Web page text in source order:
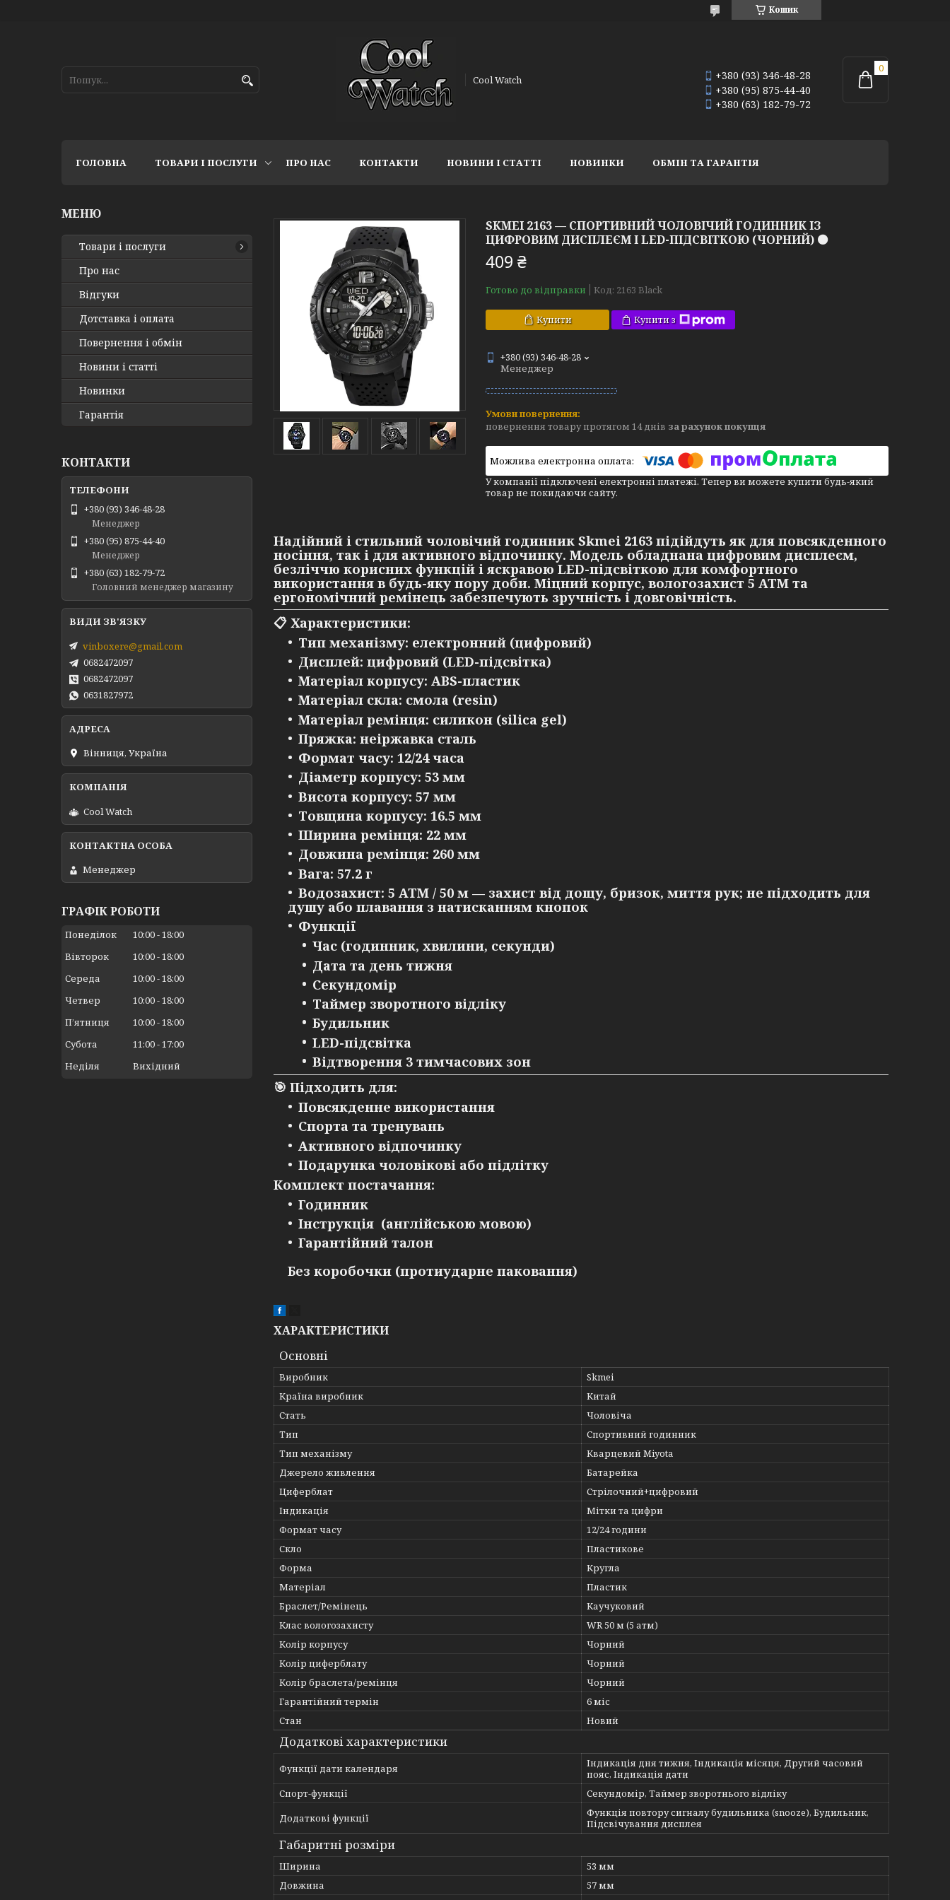
Кошик
Cool Watch
+380 (93) 346-48-28
+380 (95) 875-44-40
+380 (63) 182-79-72
ГОЛОВНА ТОВАРИ І ПОСЛУГИ ПРО НАС КОНТАКТИ НОВИНИ І СТАТТІ НОВИНКИ ОБМІН ТА ГАРАНТІЯ
SKMEI 2163 — СПОРТИВНИЙ ЧОЛОВІЧИЙ ГОДИННИК ІЗ
ЦИФРОВИМ ДИСПЛЕЄМ І LED-ПІДСВІТКОЮ (ЧОРНИЙ) ⚫
409 ₴
Готово до відправки Код: 2163 Black
Купити Купити з
+380 (93) 346-48-28
Менеджер
повернення товару протягом 14 днів за рахунок покупця
У компанії підключені електронні платежі. Тепер ви можете купити будь-який
товар не покидаючи сайту.
Надійний і стильний чоловічий годинник Skmei 2163 підійдуть як для повсякденного
носіння, так і для активного відпочинку. Модель обладнана цифровим дисплеєм,
безліччю корисних функцій і яскравою LED-підсвіткою для комфортного
використання в будь-яку пору доби. Міцний корпус, вологозахист 5 ATM та
ергономічний ремінець забезпечують зручність і довговічність.
📋 Характеристики:
Тип механізму: електронний (цифровий)
Дисплей: цифровий (LED-підсвітка)
Матеріал корпусу: ABS-пластик
Матеріал скла: смола (resin)
Матеріал ремінця: силикон (silica gel)
Пряжка: неіржавка сталь
Формат часу: 12/24 часа
Діаметр корпусу: 53 мм
Висота корпусу: 57 мм
Товщина корпусу: 16.5 мм
Ширина ремінця: 22 мм
Довжина ремінця: 260 мм
Вага: 57.2 г
Водозахист: 5 ATM / 50 м — захист від дощу, бризок, миття рук; не підходить для
душу або плавання з натисканням кнопок
Функції
Час (годинник, хвилини, секунди)
Дата та день тижня
Секундомір
Таймер зворотного відліку
Будильник
LED-підсвітка
Відтворення 3 тимчасових зон
🎯 Підходить для:
Повсякденне використання
Спорта та тренувань
Активного відпочинку
Подарунка чоловікові або підлітку
Комплект постачання:
Годинник
Інструкція (англійською мовою)
Гарантійний талон
Без коробочки (протиударне паковання)
ХАРАКТЕРИСТИКИ
Основні
Виробник
Skmei
Країна виробник
Китай
Стать
Чоловіча
Тип
Спортивний годинник
Тип механізму
Кварцевий Miyota
Джерело живлення
Батарейка
Циферблат
Стрілочний+цифровий
Індикація
Мітки та цифри
Формат часу
12/24 години
Скло
Пластикове
Форма
Кругла
Матеріал
Пластик
Браслет/Ремінець
Каучуковий
Клас вологозахисту
WR 50 м (5 атм)
Колір корпусу
Чорний
Колір циферблату
Чорний
Колір браслета/ремінця
Чорний
Гарантійний термін
6 міс
Стан
Новий
Додаткові характеристики
Функції дати календаря
Індикація дня тижня, Індикація місяця, Другий часовий
пояс, Індикація дати
Спорт-функції
Секундомір, Таймер зворотнього відліку
Додаткові функції
Функція повтору сигналу будильника (snooze), Будильник,
Підсвічування дисплея
Габаритні розміри
Ширина
53 мм
Довжина
57 мм
Товари і послуги
Про нас
Відгуки
Дотставка і оплата
Повернення і обмін
Новини і статті
Новинки
Гарантія
КОНТАКТИ
+380 (93) 346-48-28
Менеджер
+380 (95) 875-44-40
Менеджер
+380 (63) 182-79-72
Головний менеджер магазину
vinboxere@gmail.com
0682472097
0682472097
0631827972
Вінниця, Україна
Cool Watch
Менеджер
ГРАФІК РОБОТИ
Понеділок 10:00 18:00
Вівторок
10:00 18:00
Середа
10:00 18:00
Четвер
10:00 18:00
Пʼятниця
10:00 18:00
Субота
11:00 17:00
Неділя
Вихідний